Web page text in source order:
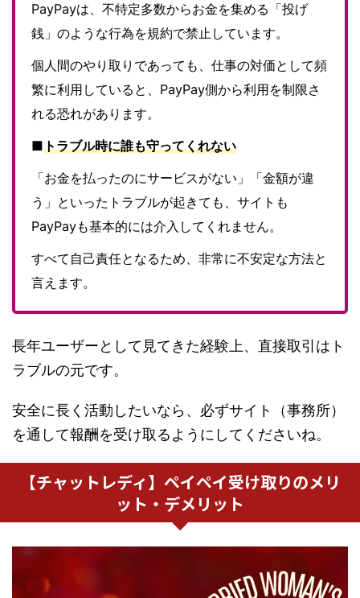
PayPayは、不特定多数からお金を集める「投げ
銭」のような行為を規約で禁止しています。
個人間のやり取りであっても、仕事の対価として頻
繁に利用していると、PayPay側から利用を制限さ
れる恐れがあります。
■トラブル時に誰も守ってくれない
「お金を払ったのにサービスがない」「金額が違
う」といったトラブルが起きても、サイトも
PayPayも基本的には介入してくれません。
すべて自己責任となるため、非常に不安定な方法と
言えます。
長年ユーザーとして見てきた経験上、直接取引はト
ラブルの元です。
安全に長く活動したいなら、必ずサイト（事務所）
を通して報酬を受け取るようにしてくださいね。
【チャットレディ】ペイペイ受け取りのメリ
ット・デメリット